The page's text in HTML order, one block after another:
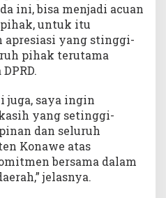
ini, bisa menjadi acuan
untuk itu
yang stinggi-
pihak terutama
juga, saya ingin
yang setinggi-
dan seluruh
Konawe atas
bersama dalam
jelasnya.